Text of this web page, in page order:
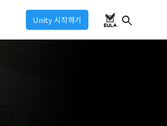
Unity 시작하기